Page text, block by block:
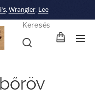
,Wrangler, Lee
Keresés